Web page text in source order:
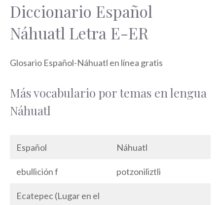
Diccionario Español
Náhuatl Letra E-ER
Glosario Español-Náhuatl en línea gratis
Más vocabulario por temas en lengua
Náhuatl
Español Náhuatl
ebullición f potzoniliztli
Ecatepec (Lugar en el